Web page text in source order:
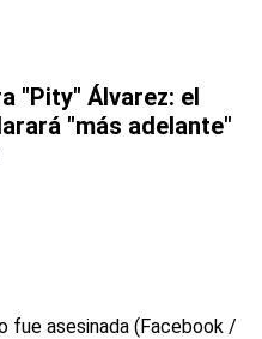
"Pity" Álvarez: el
"más adelante"